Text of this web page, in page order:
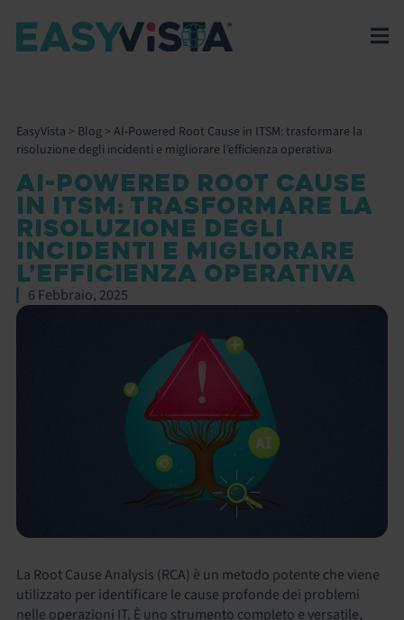
EasyVista > Blog> AI-Powered Root Cause in ITSM: trasformare la
risoluzione degli incidenti e migliorare l’efficienza operativa
AI-POWERED ROOT CAUSE
IN ITSM: TRASFORMARE LA
RISOLUZIONE DEGLI
INCIDENTI E MIGLIORARE
L’EFFICIENZA OPERATIVA
6 Febbraio, 2025
La Root Cause Analysis (RCA) è un metodo potente che viene
utilizzato per identificare le cause profonde dei problemi
nelle operazioni IT. È uno strumento completo e versatile,